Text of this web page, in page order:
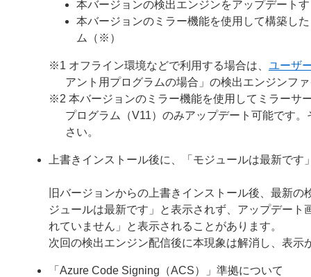
本バージョンの検出エンジンをアップデート
本バージョンのミラー機能を使用して構築し
ム（※）
※1 オフライン環境などで利用する場合は、 ユーザ
アント用プログラムの場合」の検出エンジンフ
※2 本バージョンのミラー機能を使用してミラーサ
プログラム（V11）のみアップデート可能です
さい。
上書きインストール後に、「モジュールは最新です
旧バージョンからの上書きインストール後、最新
ジュールは最新です」と表示されず、アップデー
れていません」と表示されることがあります。
次回の検出エンジン配信後に本現象は解消し、表示
「Azure Code Signing（ACS）」準拠について